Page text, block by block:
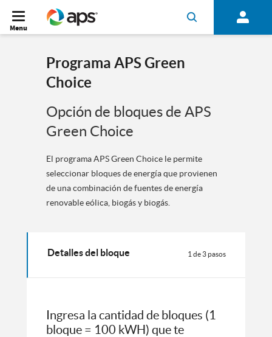
Menu
Programa APS Green
Choice
Opción de bloques de APS
Green Choice
El programa APS Green Choice le permite
seleccionar bloques de energía que provienen
de una combinación de fuentes de energía
renovable eólica, biogás y biogás.
Detalles del bloque 1 de 3 pasos
Ingresa la cantidad de bloques (1
bloque = 100 kWH) que te